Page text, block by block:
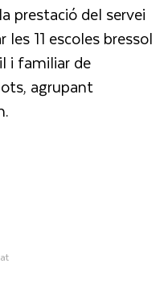
prestació del servei
11 escoles bressol
i familiar de
agrupant